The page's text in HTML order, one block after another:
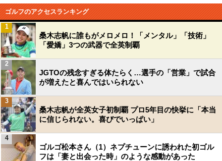
ゴルフのアクセスランキング
桑木志帆に誰もがメロメロ！「メンタル」「技術」
「愛嬌」3つの武器で全英制覇
1
JGTOの残念すぎる体たらく…選手の「営業」で試合
が増えたと喜んではいられない
2
桑木志帆が全英女子初制覇 プロ5年目の快挙に「本当
に信じられない。喜びでいっぱい」
3
ゴルゴ松本さん（1）ネプチューンに誘われた初ゴル
フは「妻と出会った時」のような感動があった
4